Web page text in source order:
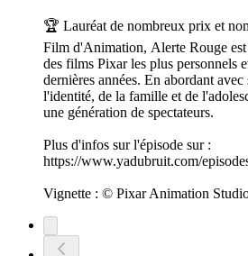
🏆 Lauréat de nombreux prix et
Film d'Animation, Alerte Rouge
des films Pixar les plus personnels
dernières années. En abordant
l'identité, de la famille et de
une génération de spectateurs.
Plus d'infos sur l'épisode sur :
https://www.yadubruit.com/
Vignette : © Pixar Animation